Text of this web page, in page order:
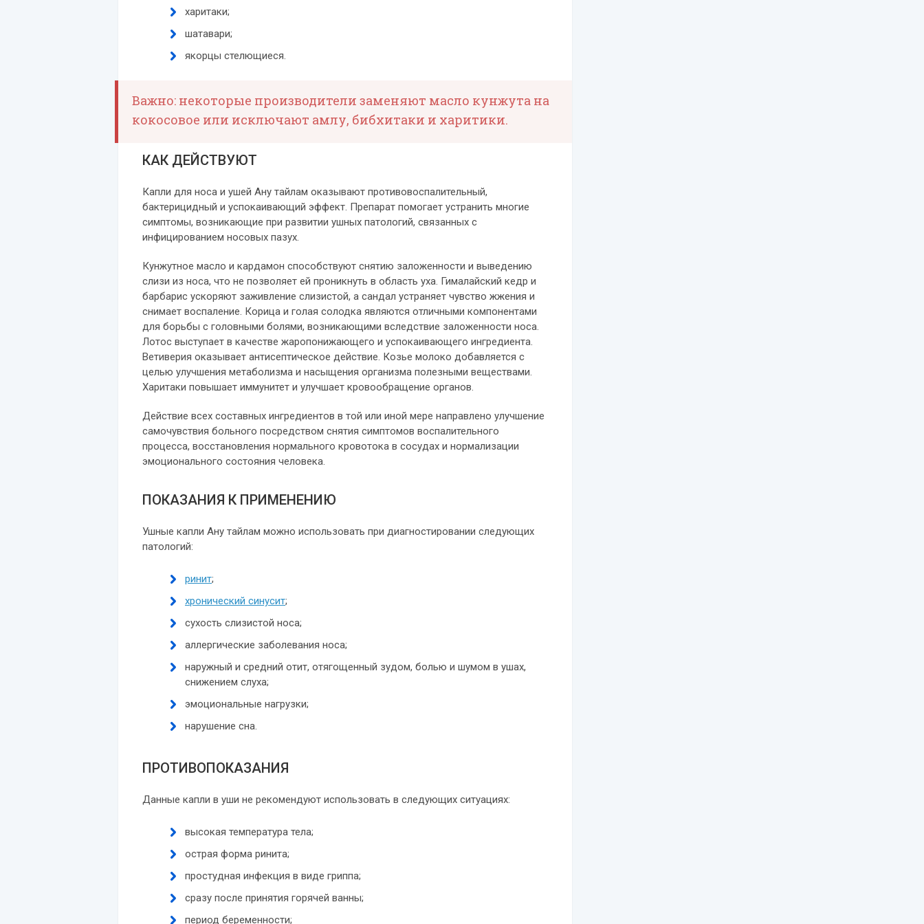
харитаки;
шатавари;
якорцы стелющиеся.
Важно: некоторые производители заменяют масло кунжута на
кокосовое или исключают амлу, бибхитаки и харитики.
КАК ДЕЙСТВУЮТ
Капли для носа и ушей Ану тайлам оказывают противовоспалительный,
бактерицидный и успокаивающий эффект. Препарат помогает устранить многие
симптомы, возникающие при развитии ушных патологий, связанных с
инфицированием носовых пазух.
Кунжутное масло и кардамон способствуют снятию заложенности и выведению
слизи из носа, что не позволяет ей проникнуть в область уха. Гималайский кедр и
барбарис ускоряют заживление слизистой, а сандал устраняет чувство жжения и
снимает воспаление. Корица и голая солодка являются отличными компонентами
для борьбы с головными болями, возникающими вследствие заложенности носа.
Лотос выступает в качестве жаропонижающего и успокаивающего ингредиента.
Ветиверия оказывает антисептическое действие. Козье молоко добавляется с
целью улучшения метаболизма и насыщения организма полезными веществами.
Харитаки повышает иммунитет и улучшает кровообращение органов.
Действие всех составных ингредиентов в той или иной мере направлено улучшение
самочувствия больного посредством снятия симптомов воспалительного
процесса, восстановления нормального кровотока в сосудах и нормализации
эмоционального состояния человека.
ПОКАЗАНИЯ К ПРИМЕНЕНИЮ
Ушные капли Ану тайлам можно использовать при диагностировании следующих
патологий:
ринит;
хронический синусит;
сухость слизистой носа;
аллергические заболевания носа;
наружный и средний отит, отягощенный зудом, болью и шумом в ушах,
снижением слуха;
эмоциональные нагрузки;
нарушение сна.
ПРОТИВОПОКАЗАНИЯ
Данные капли в уши не рекомендуют использовать в следующих ситуациях:
высокая температура тела;
острая форма ринита;
простудная инфекция в виде гриппа;
сразу после принятия горячей ванны;
период беременности;